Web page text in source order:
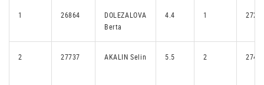
1 26864
DOLEZALOVA
Berta
4.4 1
2 27737 AKALIN Selin 5.5 2